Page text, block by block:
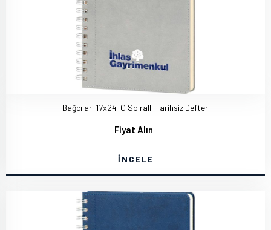
Bağcılar-17x24-G Spiralli Tarihsiz Defter
Fiyat Alın
İNCELE